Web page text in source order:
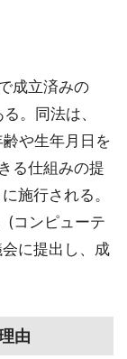
成立済みの
。同法は、
や生年月日を
る仕組みの提
施行される。
(コンピューテ
に提出し、成
由